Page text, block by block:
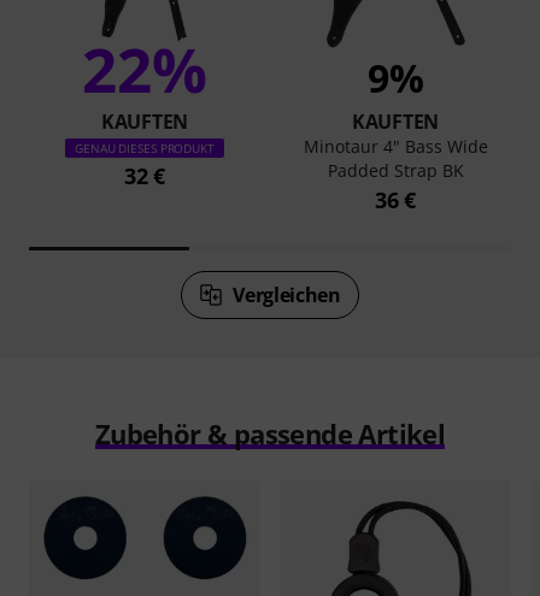
22%
KAUFTEN
GENAU DIESES PRODUKT
32 €
9%
KAUFTEN
Minotaur 4" Bass Wide
Padded Strap BK
36 €
Vergleichen
Zubehör & passende Artikel